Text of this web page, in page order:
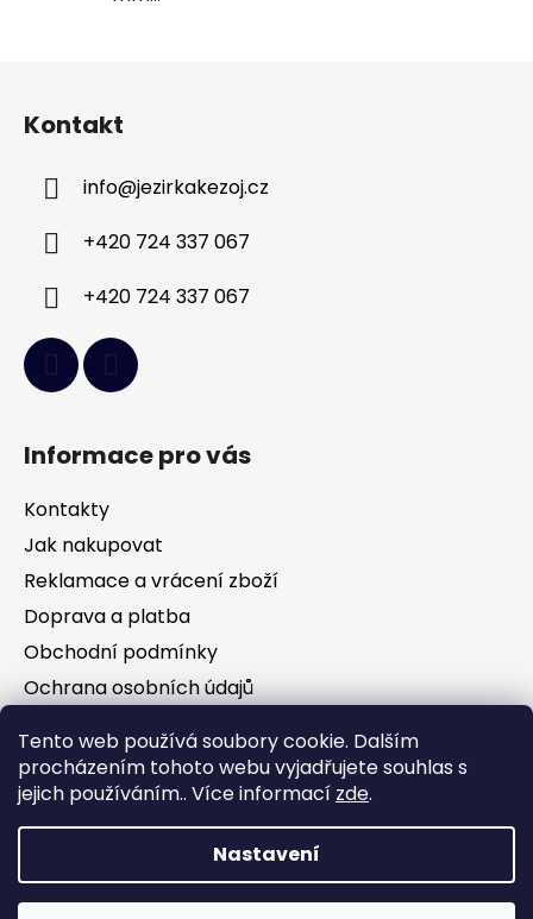
Tento web používá soubory cookie. Dalším
procházením tohoto webu vyjadřujete souhlas s
jejich používáním.. Více informací zde.
Nastavení
Kontakt
info@jezirkakezoj.cz
+420 724 337 067
+420 724 337 067
Informace pro vás
Kontakty
Jak nakupovat
Reklamace a vrácení zboží
Doprava a platba
Obchodní podmínky
Ochrana osobních údajů
Facebook
Vytvořil Shoptet